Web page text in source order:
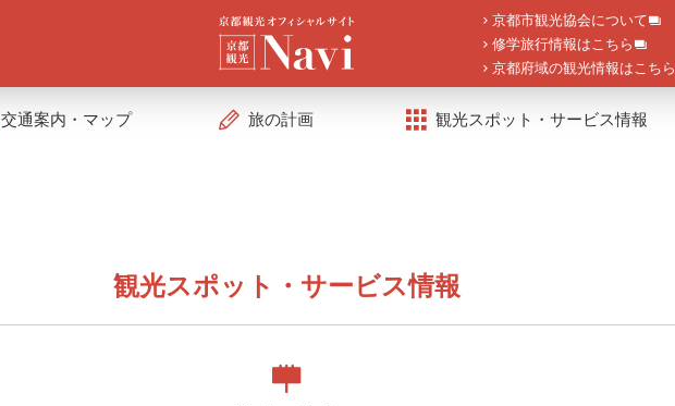
京都市観光協会について
修学旅行情報はこちら
京都府域の観光情報はこちら
交通案内・マップ 旅の計画 観光スポット・サービス情報
観光スポット・サービス情報